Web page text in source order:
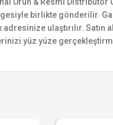
birlikte gönderilir.
ulaştırılır.
yüz yüze